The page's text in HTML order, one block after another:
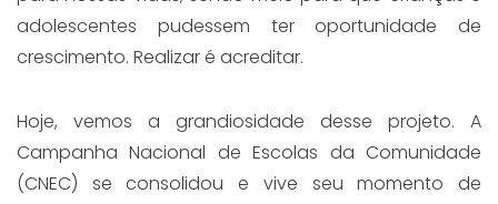
adolescentes pudessem ter oportunidade de
crescimento. Realizar é acreditar.
Hoje, vemos a grandiosidade desse projeto. A
Campanha Nacional de Escolas da Comunidade
(CNEC) se consolidou e vive seu momento de